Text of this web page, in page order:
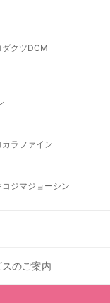
クツDCM
カラファイン
コジマジョーシン
のご案内